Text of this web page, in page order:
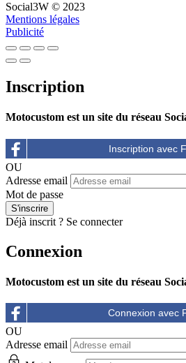
Social3W © 2023
Mentions légales
Publicité
Inscription
Motocustom est un site du réseau
OU
Adresse email
Mot de passe
Déjà inscrit ? Se connecter
Connexion
Motocustom est un site du réseau
OU
Adresse email